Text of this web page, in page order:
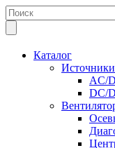
Каталог
AC/
DC/